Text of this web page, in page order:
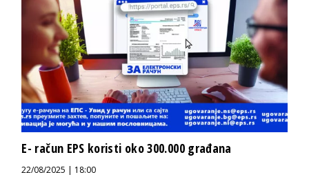
E- račun EPS koristi oko 300.000 građana
22/08/2025 | 18:00